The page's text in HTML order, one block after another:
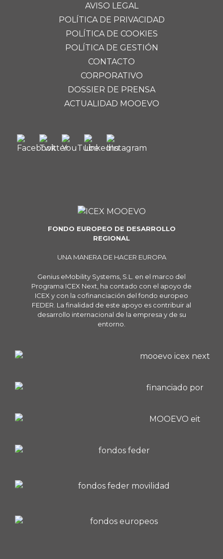
AVISO LEGAL
POLÍTICA DE PRIVACIDAD
POLÍTICA DE COOKIES
POLÍTICA DE GESTIÓN
CONTACTO
CORPORATIVO
DOSSIER DE PRENSA
ACTUALIDAD MOOEVO
FONDO EUROPEO DE DESARROLLO
REGIONAL
UNA MANERA DE HACER EUROPA
Genius eMobility Systems, S.L. en el marco del
Programa ICEX Next, ha contado con el apoyo de
ICEX y con la cofinanciación del fondo europeo
FEDER. La finalidad de este apoyo es contribuir al
desarrollo internacional de la empresa y de su
entorno.